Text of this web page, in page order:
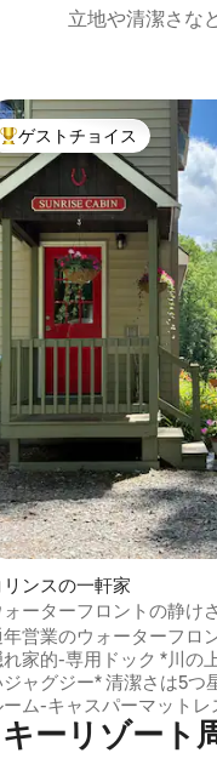
立地や清潔さな
5つ星中4.98つ星の平均
大好評のゲストチョイスです
ゲストチョイス
リンスの一軒家
ォーターフロントの静け
！ジャグジー-日の出！
営業のウォーターフロ
家的-専用ドック *川の上にある新し
グジー* 清潔さは5つ星評価 3ベッド
ーム-キャスパーマットレ
3台 ホテル用のベビーベッドはど
部屋にでも置くことができま
ーリゾート⁠